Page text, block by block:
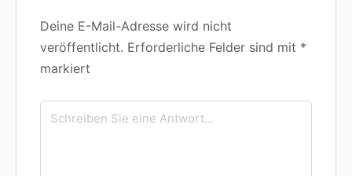
Deine E-Mail-Adresse wird nicht
veröffentlicht. Erforderliche Felder sind mit *
markiert